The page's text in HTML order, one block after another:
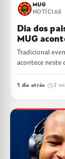
MUG
NOTÍCIAS
Dia dos
MUG
Tradicional
acontece neste
feijoada
1 dia atrás 2